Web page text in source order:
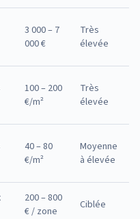
3 000 – 7
000 €
Très
élevée
100 – 200
€/m²
Très
élevée
40 – 80
€/m²
Moyenne
à élevée
200 – 800
€ / zone
Ciblée